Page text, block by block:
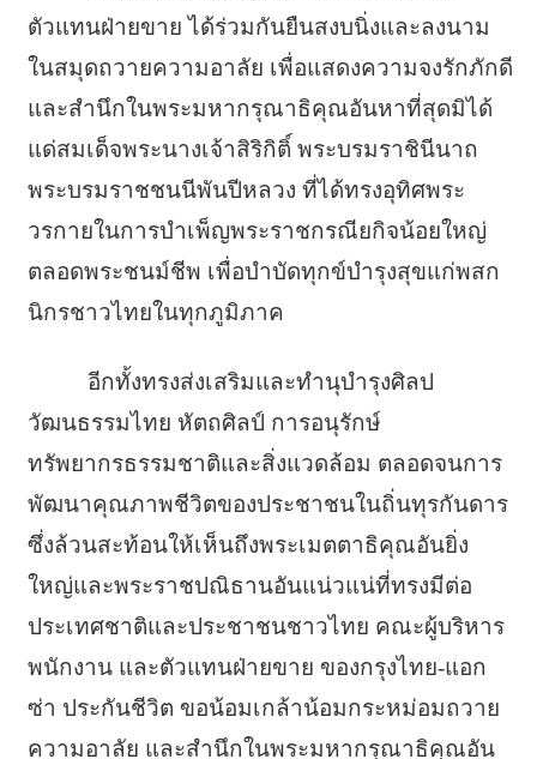
ตัวแทนฝ่ายขาย ได้ร่วมกันยืนสงบนิ่งและลงนาม
ในสมุดถวายความอาลัย เพื่อแสดงความจงรักภักดี
และสำนึกในพระมหากรุณาธิคุณอันหาที่สุดมิได้
แด่สมเด็จพระนางเจ้าสิริกิติ์ พระบรมราชินีนาถ
พระบรมราชชนนีพันปีหลวง ที่ได้ทรงอุทิศพระ
วรกายในการบำเพ็ญพระราชกรณียกิจน้อยใหญ่
ตลอดพระชนม์ชีพ เพื่อบำบัดทุกข์บำรุงสุขแก่พสก
นิกรชาวไทยในทุกภูมิภาค
อีกทั้งทรงส่งเสริมและทำนุบำรุงศิลป
วัฒนธรรมไทย หัตถศิลป์ การอนุรักษ์
ทรัพยากรธรรมชาติและสิ่งแวดล้อม ตลอดจนการ
พัฒนาคุณภาพชีวิตของประชาชนในถิ่นทุรกันดาร
ซึ่งล้วนสะท้อนให้เห็นถึงพระเมตตาธิคุณอันยิ่ง
ใหญ่และพระราชปณิธานอันแน่วแน่ที่ทรงมีต่อ
ประเทศชาติและประชาชนชาวไทย คณะผู้บริหาร
พนักงาน และตัวแทนฝ่ายขาย ของกรุงไทย-แอก
ซ่า ประกันชีวิต ขอน้อมเกล้าน้อมกระหม่อมถวาย
ความอาลัย และสำนึกในพระมหากรุณาธิคุณอัน